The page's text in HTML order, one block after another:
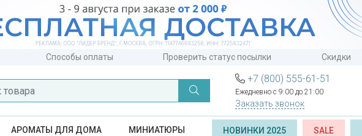
Способы оплаты Проверить статус посылки Скидки
+7 (800) 555-61-51
Ежедневно с 9:00 до 21:00
Заказать звонок
АРОМАТЫ ДЛЯ ДОМА МИНИАТЮРЫ НОВИНКИ 2025 SALE